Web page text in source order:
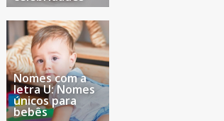
Nomes com a
letra U: Nomes
únicos para
bebês